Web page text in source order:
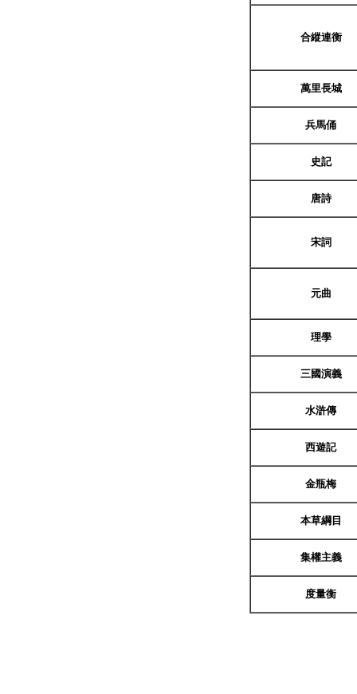
合縱連衡
萬里長城
兵馬俑
史記
唐詩
宋詞
元曲
理學
三國演義
水滸傳
西遊記
金瓶梅
本草綱目
集權主義
度量衡